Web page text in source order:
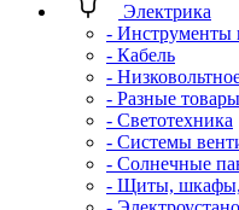
Электрика
- Инструменты
- Кабель
-
- Разные товары
- Светотехника
- Системы
- Солнечные
- Щиты,